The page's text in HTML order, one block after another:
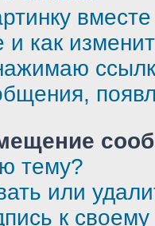
и как
тему?
или
к